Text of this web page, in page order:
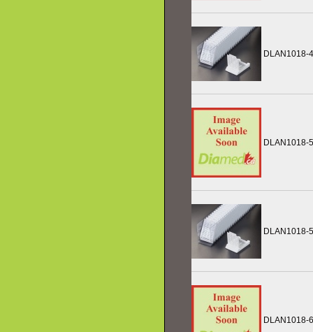
DLAN1018-
DLAN1018-5
DLAN1018-
DLAN1018-6